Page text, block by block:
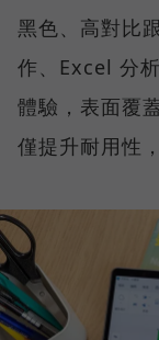
黑色、高對比
作、Excel 分
體驗，表面覆
僅提升耐用性